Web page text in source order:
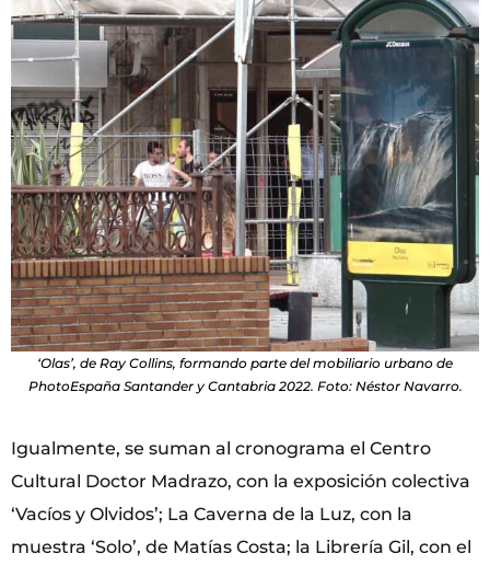
‘Olas’, de Ray Collins, formando parte del mobiliario urbano de
PhotoEspaña Santander y Cantabria 2022. Foto: Néstor Navarro.
Igualmente, se suman al cronograma el Centro
Cultural Doctor Madrazo, con la exposición colectiva
‘Vacíos y Olvidos’; La Caverna de la Luz, con la
muestra ‘Solo’, de Matías Costa; la Librería Gil, con el